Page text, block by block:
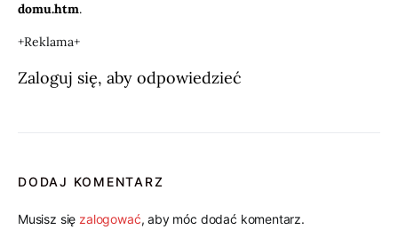
domu.htm.
+Reklama+
Zaloguj się, aby odpowiedzieć
DODAJ KOMENTARZ
Musisz się zalogować, aby móc dodać komentarz.